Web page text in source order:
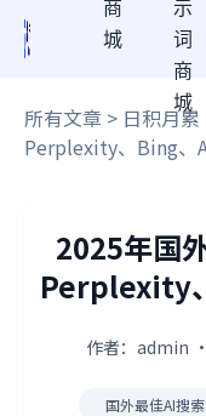
商
城
示
词
商
城
所有文章 > 日积月累
Perplexity、Bing、
2025年国
Perplexity
作者：admin
国外最佳AI搜